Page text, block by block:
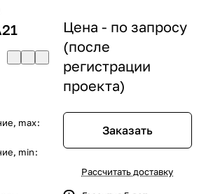
max:
min:
Цена - по запросу
(после
регистрации
проекта)
Заказать
Рассчитать доставку